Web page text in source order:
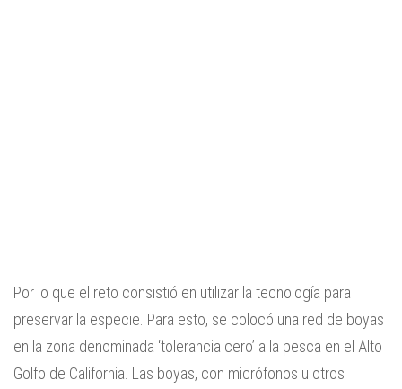
Por lo que el reto consistió en utilizar la tecnología para
preservar la especie. Para esto, se colocó una red de boyas
en la zona denominada ‘tolerancia cero’ a la pesca en el Alto
Golfo de California. Las boyas, con micrófonos u otros